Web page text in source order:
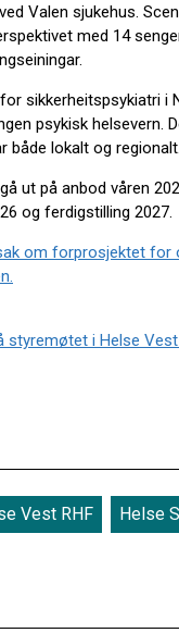
Valen sjukehus.
med 14
sikkerheitspsykiatri i
psykisk helsevern.
både lokalt og regionalt.
ut på anbod våren
og ferdigstilling 2027.
om forprosjektet for
styremøtet i Helse Vest
Vest RHF Helse